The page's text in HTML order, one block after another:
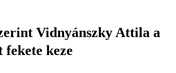
Vidnyánszky Attila a
keze